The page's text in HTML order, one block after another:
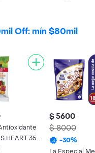
Off: mín $80mil
HEART 35
$ 5600
$ 8000
-30%